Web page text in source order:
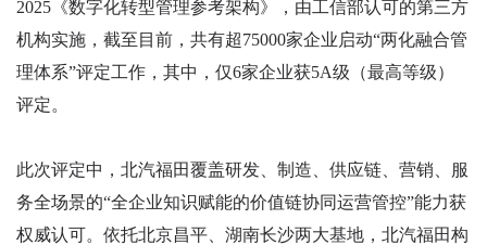
2025《数字化转型管理参考架构》，由工信部认可的第三方
机构实施，截至目前，共有超75000家企业启动“两化融合管
理体系”评定工作，其中，仅6家企业获5A级（最高等级）
评定。
此次评定中，北汽福田覆盖研发、制造、供应链、营销、服
务全场景的“全企业知识赋能的价值链协同运营管控”能力获
权威认可。依托北京昌平、湖南长沙两大基地，北汽福田构